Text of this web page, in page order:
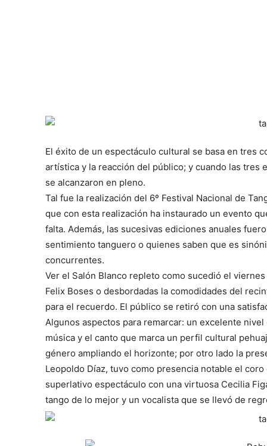
El éxito de un espectáculo cultural se basa en tres
artística y la reacción del público; y cuando las
se alcanzaron en pleno.
Tal fue la realización del 6º Festival Nacional de
que con esta realización ha instaurado un evento
falta. Además, las sucesivas ediciones anuales
sentimiento tanguero o quienes saben que es
concurrentes.
Ver el Salón Blanco repleto como sucedió el
Felix Boses o desbordadas la comodidades del
para el recuerdo. El público se retiró con una
Algunos aspectos para remarcar: un excelente
música y el canto que marca un perfil cultural
género ampliando el horizonte; por otro lado la
Leopoldo Díaz, tuvo como presencia notable el
superlativo espectáculo con una virtuosa Cecilia
tango de lo mejor y un vocalista que se llevó de